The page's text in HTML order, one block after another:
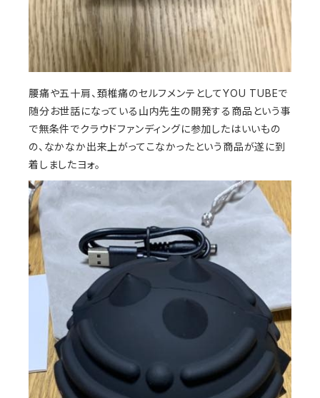
腰痛や五十肩、頚椎痛のセルフメンテとしてYOU TUBEで
随分お世話になっている山内先生の開発する商品という事
で無条件でクラウドファンディングに参加したはいいもの
の、なかなか出来上がってこなかったという商品が遂に到
着しましたヨォ。